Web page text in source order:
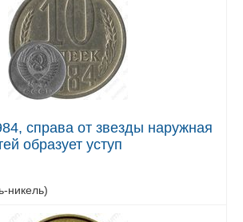
справа от звезды наружная
образует уступ
никель)